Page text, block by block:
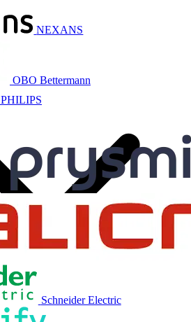
NEXANS
OBO Bettermann
PHILIPS
Schneider Electric